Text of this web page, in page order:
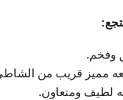
وفخم.
مميز قريب من
لطيف ومتعاون.